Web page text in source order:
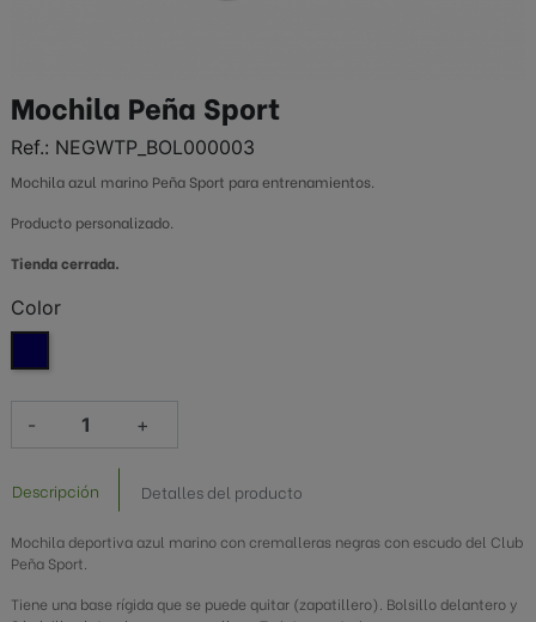
Mochila Peña Sport
Ref.: NEGWTP_BOL000003
Mochila azul marino Peña Sport para entrenamientos.
Producto personalizado.
Tienda cerrada.
Color
- +
Descripción Detalles del producto
Mochila deportiva azul marino con cremalleras negras con escudo del Club
Peña Sport.
Tiene una base rígida que se puede quitar (zapatillero). Bolsillo delantero y